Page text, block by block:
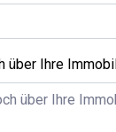
über Ihre